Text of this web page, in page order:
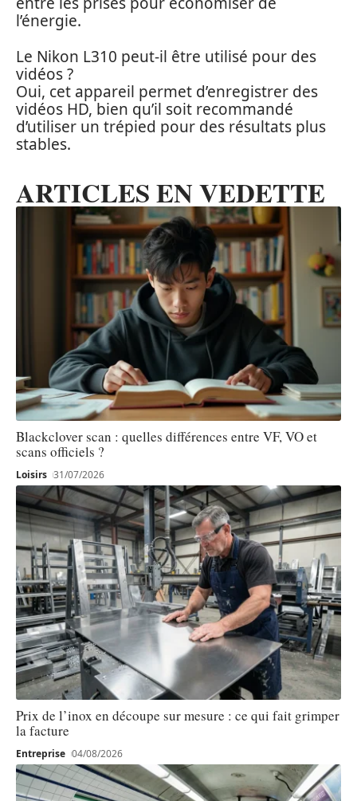
l’énergie.
Le Nikon L310 peut-il être utilisé pour des
vidéos ?
Oui, cet appareil permet d’enregistrer des
vidéos HD, bien qu’il soit recommandé
d’utiliser un trépied pour des résultats plus
stables.
ARTICLES EN VEDETTE
Blackclover scan : quelles différences entre VF, VO et
scans officiels ?
Loisirs 31/07/2026
Prix de l’inox en découpe sur mesure : ce qui fait grimper
la facture
Entreprise 04/08/2026